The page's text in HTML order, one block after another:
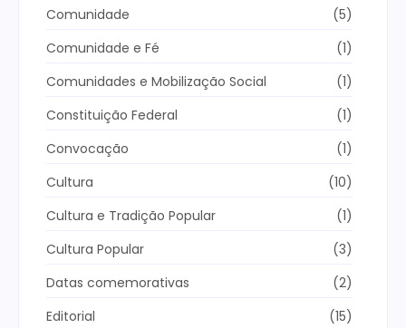
Comunidade
(5)
Comunidade e Fé
(1)
Comunidades e Mobilização Social
(1)
Constituição Federal
(1)
Convocação
(1)
Cultura
(10)
Cultura e Tradição Popular
(1)
Cultura Popular
(3)
Datas comemorativas
(2)
Editorial
(15)